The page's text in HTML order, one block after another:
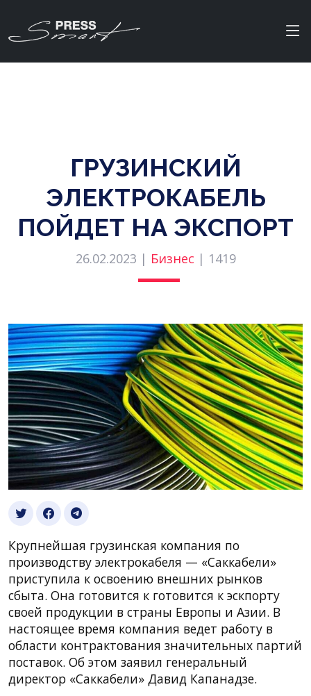
ГРУЗИНСКИЙ
ЭЛЕКТРОКАБЕЛЬ
ПОЙДЕТ НА ЭКСПОРТ
26.02.2023 | Бизнес | 1419
Крупнейшая грузинская компания по
производству электрокабеля — «Саккабели»
приступила к освоению внешних рынков
сбыта. Она готовится к готовится к эскпорту
своей продукции в страны Европы и Азии. В
настоящее время компания ведет работу в
области контрактования значительных партий
поставок. Об этом заявил генеральный
директор «Саккабели» Давид Капанадзе.